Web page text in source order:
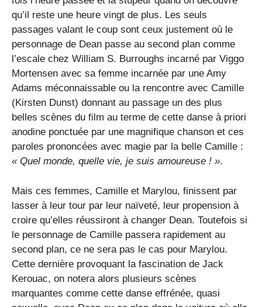
qu’il reste une heure vingt de plus. Les seuls
passages valant le coup sont ceux justement où le
personnage de Dean passe au second plan comme
l’escale chez William S. Burroughs incarné par Viggo
Mortensen avec sa femme incarnée par une Amy
Adams méconnaissable ou la rencontre avec Camille
(Kirsten Dunst) donnant au passage un des plus
belles scènes du film au terme de cette danse à priori
anodine ponctuée par une magnifique chanson et ces
paroles prononcées avec magie par la belle Camille :
« Quel monde, quelle vie, je suis amoureuse ! ».
Mais ces femmes, Camille et Marylou, finissent par
lasser à leur tour par leur naïveté, leur propension à
croire qu’elles réussiront à changer Dean. Toutefois si
le personnage de Camille passera rapidement au
second plan, ce ne sera pas le cas pour Marylou.
Cette dernière provoquant la fascination de Jack
Kerouac, on notera alors plusieurs scènes
marquantes comme cette danse effrénée, quasi